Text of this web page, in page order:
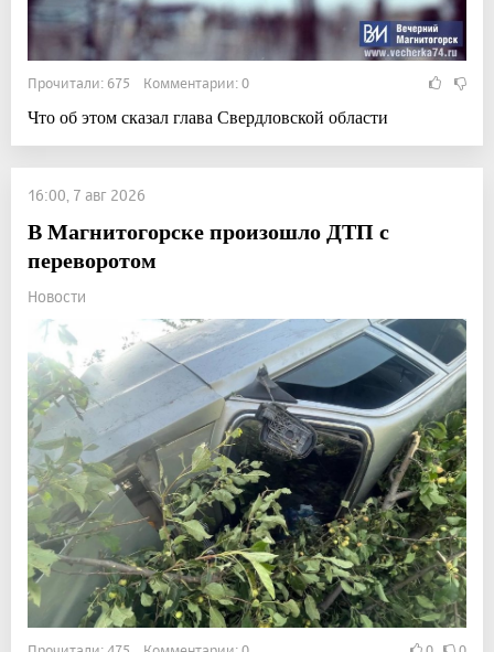
Прочитали: 675 Комментарии: 0
Что об этом сказал глава Свердловской области
16:00, 7 авг 2026
В Магнитогорске произошло ДТП с
переворотом
Новости